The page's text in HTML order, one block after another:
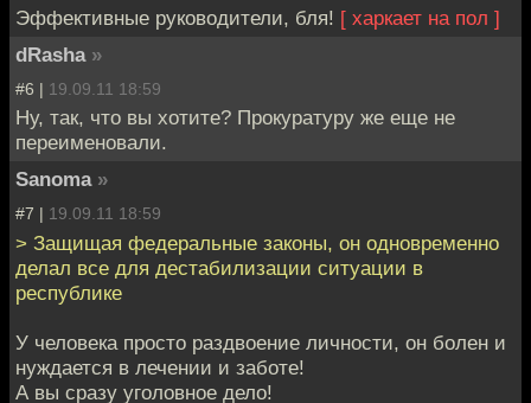
Эффективные руководители, бля! [ харкает на пол ]
dRasha »
#6 | 19.09.11 18:59
Ну, так, что вы хотите? Прокуратуру же еще не
переименовали.
Sanoma »
#7 | 19.09.11 18:59
> Защищая федеральные законы, он одновременно
делал все для дестабилизации ситуации в
республике
У человека просто раздвоение личности, он болен и
нуждается в лечении и заботе!
А вы сразу уголовное дело!